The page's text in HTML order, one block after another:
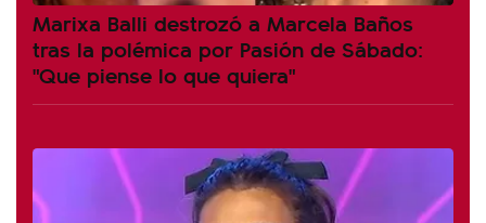
Marixa Balli destrozó a Marcela Baños
tras la polémica por Pasión de Sábado:
"Que piense lo que quiera"